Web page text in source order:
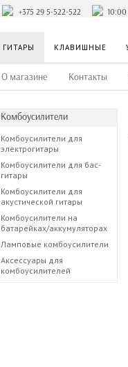
+375 29 5-522-522 10:00
ГИТАРЫ КЛАВИШНЫЕ
О магазине Контакты
Комбоусилители
Комбоусилители для
электрогитары
Комбоусилители для бас-
гитары
Комбоусилители для
акустической гитары
Комбоусилители на
батарейках/аккумуляторах
Ламповые комбоусилители
Аксессуары для
комбоусилителей